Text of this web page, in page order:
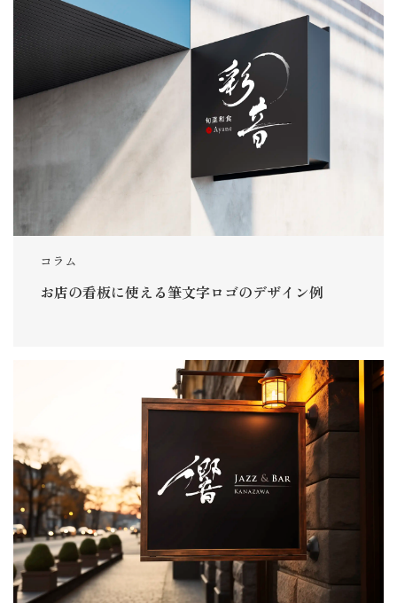
コラム
お店の看板に使える筆文字ロゴのデザイン例